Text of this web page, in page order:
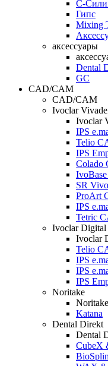
C-
Гипс
Mixing
аксессуары
Dental
GC
CAD/CAM
CAD/CAM
Ivoclar
Ivoclar
IPS
Telio
IPS
Colado
SR
ProArt
IPS
Tetric
Ivoclar Digital
Ivoclar
Telio
IPS
IPS
IPS
Noritake
Noritake
Katana
Dental Direkt
Dental
CubeX